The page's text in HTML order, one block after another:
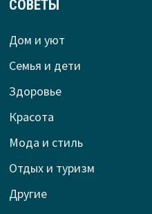
СОВЕТЫ
Дом и уют
Семья и дети
Здоровье
Красота
Мода и стиль
Отдых и туризм
Другие